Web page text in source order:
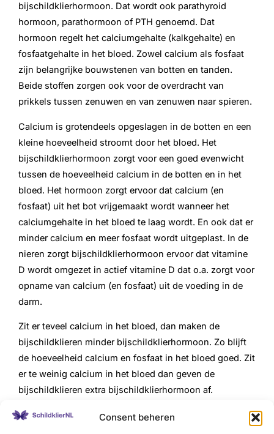
Consent beheren
bijschildklierhormoon. Dat wordt ook parathyroid
hormoon, parathormoon of PTH genoemd. Dat
hormoon regelt het calciumgehalte (kalkgehalte) en
fosfaatgehalte in het bloed. Zowel calcium als fosfaat
zijn belangrijke bouwstenen van botten en tanden.
Beide stoffen zorgen ook voor de overdracht van
prikkels tussen zenuwen en van zenuwen naar spieren.
Calcium is grotendeels opgeslagen in de botten en een
kleine hoeveelheid stroomt door het bloed. Het
bijschildklierhormoon zorgt voor een goed evenwicht
tussen de hoeveelheid calcium in de botten en in het
bloed. Het hormoon zorgt ervoor dat calcium (en
fosfaat) uit het bot vrijgemaakt wordt wanneer het
calciumgehalte in het bloed te laag wordt. En ook dat er
minder calcium en meer fosfaat wordt uitgeplast. In de
nieren zorgt bijschildklierhormoon ervoor dat vitamine
D wordt omgezet in actief vitamine D dat o.a. zorgt voor
opname van calcium (en fosfaat) uit de voeding in de
darm.
Zit er teveel calcium in het bloed, dan maken de
bijschildklieren minder bijschildklierhormoon. Zo blijft
de hoeveelheid calcium en fosfaat in het bloed goed. Zit
er te weinig calcium in het bloed dan geven de
bijschildklieren extra bijschildklierhormoon af.
Aandoeningen van debijschildklier